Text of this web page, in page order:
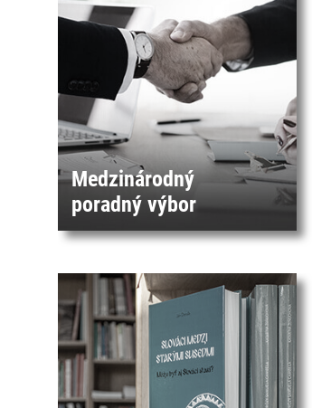
Medzinárodný
poradný výbor